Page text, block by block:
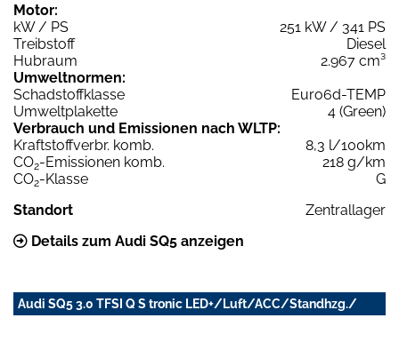
Motor:
kW / PS
251 kW / 341 PS
Treibstoff
Diesel
Hubraum
2.967 cm³
Umweltnormen:
Schadstoffklasse
Euro6d-TEMP
Umweltplakette
4 (Green)
Verbrauch und Emissionen nach WLTP:
Kraftstoffverbr. komb.
8,3 l/100km
CO2-Emissionen komb.
218 g/km
CO2-Klasse
G
Standort
Zentrallager
Details zum Audi SQ5 anzeigen
Audi SQ5 3.0 TFSI Q S tronic LED+/Luft/ACC/Standhzg./